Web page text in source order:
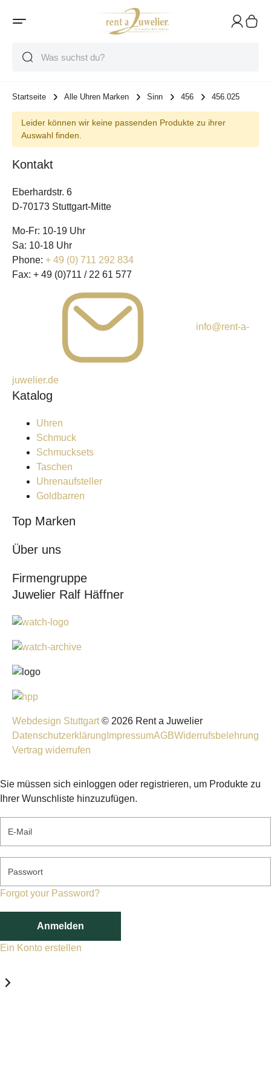
Startseite Alle Uhren Marken Sinn 456 456.025
Leider können wir keine passenden Produkte zu ihrer
Auswahl finden.
Kontakt
Eberhardstr. 6
D-70173 Stuttgart-Mitte
Mo-Fr: 10-19 Uhr
Sa: 10-18 Uhr
Phone: + 49 (0) 711 292 834
Fax: + 49 (0)711 / 22 61 577
info@rent-a-
juwelier.de
Katalog
Uhren
Schmuck
Schmucksets
Taschen
Uhrenaufsteller
Goldbarren
Top Marken
Über uns
Firmengruppe
Juwelier Ralf Häffner
Webdesign Stuttgart © 2026 Rent a Juwelier
Datenschutzerklärung ImpressumAGBWiderrufsbelehrung
Vertrag widerrufen
Sie müssen sich einloggen oder registrieren, um Produkte zu
Ihrer Wunschliste hinzuzufügen.
E-Mail
Passwort
Forgot your Password?
Anmelden
Ein Konto erstellen